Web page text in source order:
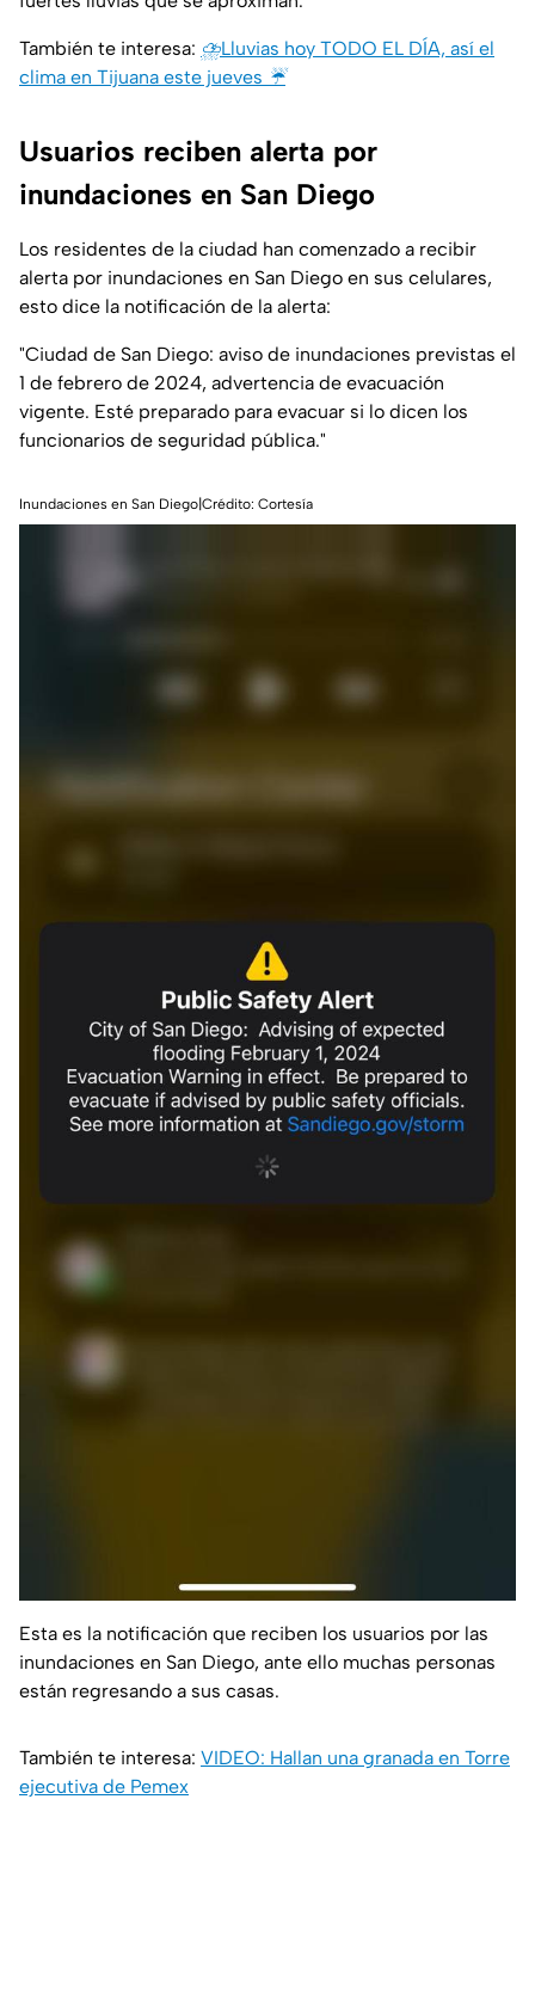
También te interesa: ⛈️Lluvias hoy TODO EL DÍA, así el
clima en Tijuana este jueves ☔
Usuarios reciben alerta por
inundaciones en San Diego
Los residentes de la ciudad han comenzado a recibir
alerta por inundaciones en San Diego en sus celulares,
esto dice la notificación de la alerta:
"Ciudad de San Diego: aviso de inundaciones previstas el
1 de febrero de 2024, advertencia de evacuación
vigente. Esté preparado para evacuar si lo dicen los
funcionarios de seguridad pública."
Inundaciones en San Diego|Crédito: Cortesía
Esta es la notificación que reciben los usuarios por las
inundaciones en San Diego, ante ello muchas personas
están regresando a sus casas.
También te interesa: VIDEO: Hallan una granada en Torre
ejecutiva de Pemex